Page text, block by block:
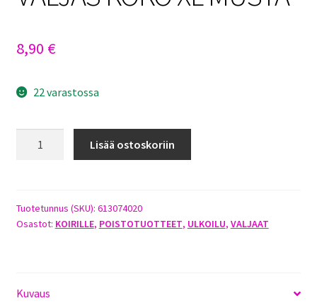
8,90 €
22 varastossa
XL
MUSTA
Lisää ostoskoriin
Tuotetunnus (SKU): 613074020
Osastot: KOIRILLE, POISTOTUOTTEET, ULKOILU, VALJAAT
Kuvaus